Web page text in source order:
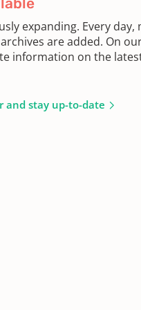
expanding. Every day,
are added. On
information on the
and stay up-to-date